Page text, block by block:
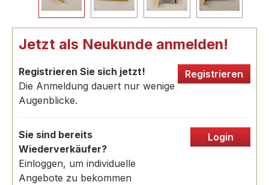
Jetzt als Neukunde anmelden!
Registrieren Sie sich jetzt!
Die Anmeldung dauert nur wenige
Augenblicke.
Registrieren
Sie sind bereits
Wiederverkäufer?
Einloggen, um individuelle
Angebote zu bekommen
Login